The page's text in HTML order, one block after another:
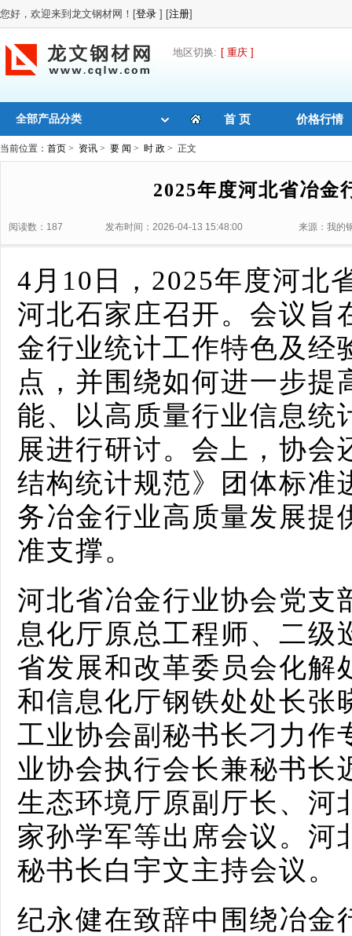
您好，欢迎来到龙文钢材网！[登录 ] [注册]
地区切换: [ 重庆 ]
全部产品分类 首 页 价格行情
当前位置： 首页 > 资讯 > 要 闻 > 时 政 > 正文
2025年度河北省冶金
阅读数：187 发布时间：2026-04-13 15:48:00 来源：我的
4月10日，2025年度河北
河北石家庄召开。会议旨
金行业统计工作特色及经
点，并围绕如何进一步提
能、以高质量行业信息统
展进行研讨。会上，协会
结构统计规范》团体标准
务冶金行业高质量发展提
准支撑。
河北省冶金行业协会党支
息化厅原总工程师、二级
省发展和改革委员会化解
和信息化厅钢铁处处长张
工业协会副秘书长刁力作
业协会执行会长兼秘书长
生态环境厅原副厅长、河
家孙学军等出席会议。河
秘书长白宇文主持会议。
纪永健在致辞中围绕冶金